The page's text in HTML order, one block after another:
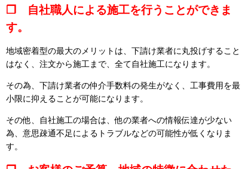
❒ 自社職人による施工を行うことができま
す。
地域密着型の最大のメリットは、下請け業者に丸投げすること
はなく、注文から施工まで、全て自社施工になります。
その為、下請け業者の仲介手数料の発生がなく、工事費用を最
小限に抑えることが可能になります。
その他、自社施工の場合は、他の業者への情報伝達が少ない
為、意思疎通不足によるトラブルなどの可能性が低くなりま
す。